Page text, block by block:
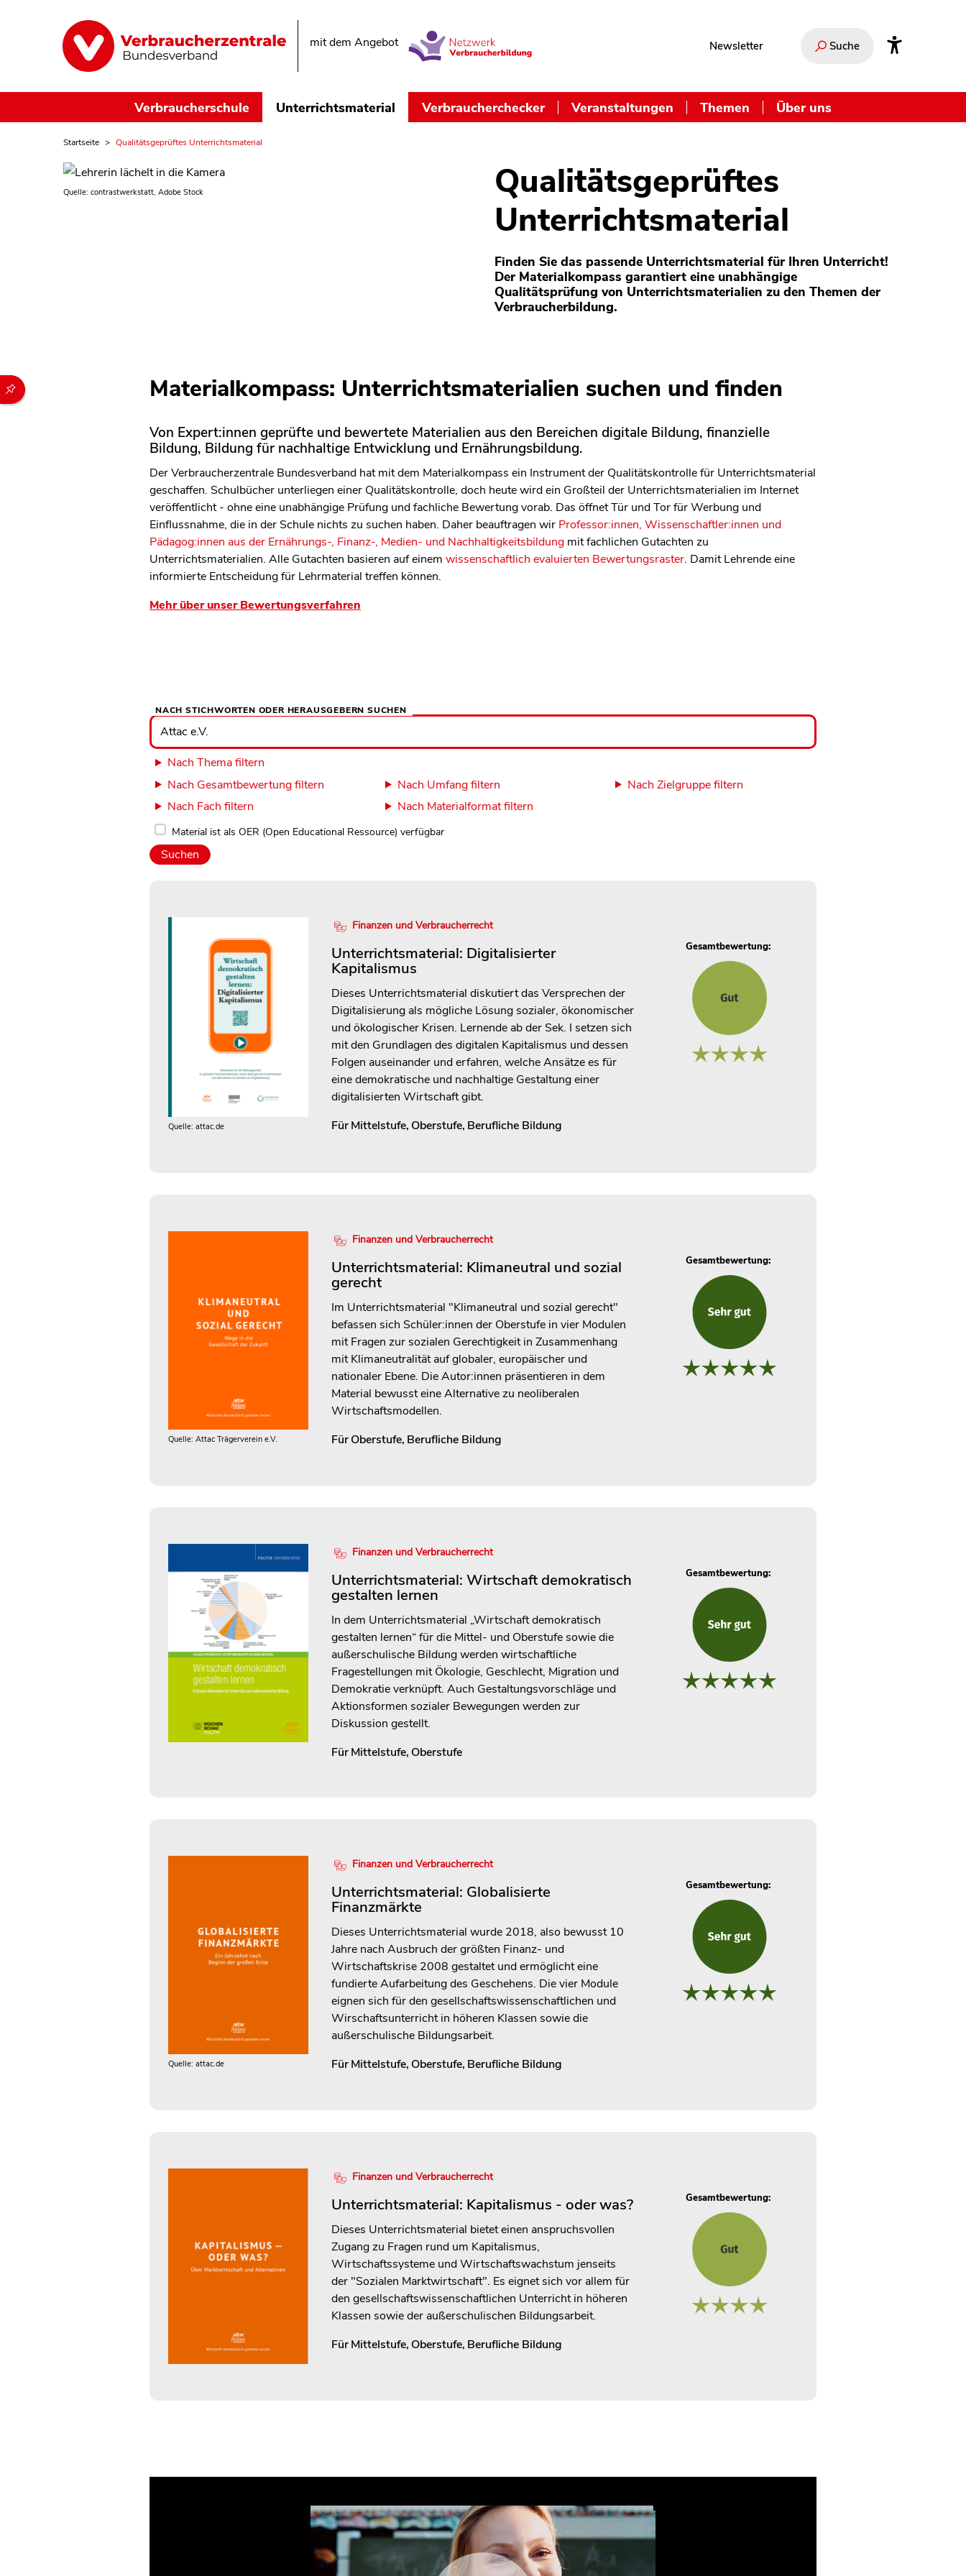
mit dem Angebot Newsletter Suche
Verbraucherschule Unterrichtsmaterial Verbraucherchecker Veranstaltungen Themen Über uns
Durch die folgenden Buttons können Sie direkt auf einen speziellen Bereich des Inhaltes springen
Startseite Qualitätsgeprüftes Unterrichtsmaterial
Quelle: contrastwerkstatt, Adobe Stock
Qualitätsgeprüftes
Unterrichtsmaterial
Finden Sie das passende Unterrichtsmaterial für Ihren Unterricht!
Der Materialkompass garantiert eine unabhängige
Qualitätsprüfung von Unterrichtsmaterialien zu den Themen der
Verbraucherbildung.
Materialkompass: Unterrichtsmaterialien suchen und finden
Von Expert:innen geprüfte und bewertete Materialien aus den Bereichen digitale Bildung, finanzielle
Bildung, Bildung für nachhaltige Entwicklung und Ernährungsbildung.
Der Verbraucherzentrale Bundesverband hat mit dem Materialkompass ein Instrument der Qualitätskontrolle für Unterrichtsmaterial
geschaffen. Schulbücher unterliegen einer Qualitätskontrolle, doch heute wird ein Großteil der Unterrichtsmaterialien im Internet
veröffentlicht - ohne eine unabhängige Prüfung und fachliche Bewertung vorab. Das öffnet Tür und Tor für Werbung und
Einflussnahme, die in der Schule nichts zu suchen haben. Daher beauftragen wir Professor:innen, Wissenschaftler:innen und
Pädagog:innen aus der Ernährungs-, Finanz-, Medien- und Nachhaltigkeitsbildung mit fachlichen Gutachten zu
Unterrichtsmaterialien. Alle Gutachten basieren auf einem wissenschaftlich evaluierten Bewertungsraster. Damit Lehrende eine
informierte Entscheidung für Lehrmaterial treffen können.
Mehr über unser Bewertungsverfahren
Nach
Stichworten
oder
Herausgebern
suchen
NACH STICHWORTEN ODER HERAUSGEBERN SUCHEN
Nach Thema filtern
Nach Gesamtbewertung filtern
Nach Umfang filtern
Nach Zielgruppe filtern
Nach Fach filtern
Nach Materialformat filtern
Material ist als OER (Open Educational Ressource) verfügbar
Quelle: attac.de
Finanzen und Verbraucherrecht
Unterrichtsmaterial: Digitalisierter
Kapitalismus
Dieses Unterrichtsmaterial diskutiert das Versprechen der
Digitalisierung als mögliche Lösung sozialer, ökonomischer
und ökologischer Krisen. Lernende ab der Sek. I setzen sich
mit den Grundlagen des digitalen Kapitalismus und dessen
Folgen auseinander und erfahren, welche Ansätze es für
eine demokratische und nachhaltige Gestaltung einer
digitalisierten Wirtschaft gibt.
FürMittelstufe, Oberstufe, Berufliche Bildung
Gesamtbewertung:
Quelle: Attac Trägerverein e.V.
Finanzen und Verbraucherrecht
Unterrichtsmaterial: Klimaneutral und sozial
gerecht
Im Unterrichtsmaterial "Klimaneutral und sozial gerecht"
befassen sich Schüler:innen der Oberstufe in vier Modulen
mit Fragen zur sozialen Gerechtigkeit in Zusammenhang
mit Klimaneutralität auf globaler, europäischer und
nationaler Ebene. Die Autor:innen präsentieren in dem
Material bewusst eine Alternative zu neoliberalen
Wirtschaftsmodellen.
FürOberstufe, Berufliche Bildung
Gesamtbewertung:
Finanzen und Verbraucherrecht
Unterrichtsmaterial: Wirtschaft demokratisch
gestalten lernen
In dem Unterrichtsmaterial „Wirtschaft demokratisch
gestalten lernen“ für die Mittel- und Oberstufe sowie die
außerschulische Bildung werden wirtschaftliche
Fragestellungen mit Ökologie, Geschlecht, Migration und
Demokratie verknüpft. Auch Gestaltungsvorschläge und
Aktionsformen sozialer Bewegungen werden zur
Diskussion gestellt.
FürMittelstufe, Oberstufe
Gesamtbewertung:
Quelle: attac.de
Finanzen und Verbraucherrecht
Unterrichtsmaterial: Globalisierte
Finanzmärkte
Dieses Unterrichtsmaterial wurde 2018, also bewusst 10
Jahre nach Ausbruch der größten Finanz- und
Wirtschaftskrise 2008 gestaltet und ermöglicht eine
fundierte Aufarbeitung des Geschehens. Die vier Module
eignen sich für den gesellschaftswissenschaftlichen und
Wirschaftsunterricht in höheren Klassen sowie die
außerschulische Bildungsarbeit.
FürMittelstufe, Oberstufe, Berufliche Bildung
Gesamtbewertung:
Finanzen und Verbraucherrecht
Unterrichtsmaterial: Kapitalismus - oder was?
Dieses Unterrichtsmaterial bietet einen anspruchsvollen
Zugang zu Fragen rund um Kapitalismus,
Wirtschaftssysteme und Wirtschaftswachstum jenseits
der "Sozialen Marktwirtschaft". Es eignet sich vor allem für
den gesellschaftswissenschaftlichen Unterricht in höheren
Klassen sowie der außerschulischen Bildungsarbeit.
FürMittelstufe, Oberstufe, Berufliche Bildung
Gesamtbewertung: